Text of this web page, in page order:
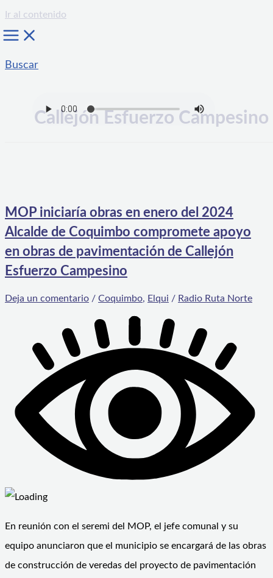
Ir al contenido
Buscar
Callejón Esfuerzo Campesino
MOP iniciaría obras en enero del 2024
Alcalde de Coquimbo compromete apoyo
en obras de pavimentación de Callejón
Esfuerzo Campesino
Deja un comentario / Coquimbo, Elqui / Radio Ruta Norte
En reunión con el seremi del MOP, el jefe comunal y su
equipo anunciaron que el municipio se encargará de las obras
de construcción de veredas del proyecto de pavimentación